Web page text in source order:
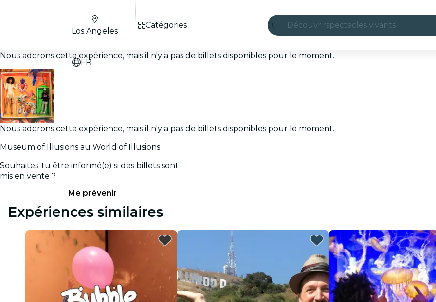
Découvrirspectacles vivants
São Paulo
restaurants
cinéma
Los Angeles
FR
Catégories
Nous adorons cette expérience, mais il n'y a pas de billets disponibles pour le moment.
Nous adorons cette expérience, mais il n'y a pas de billets disponibles pour le moment.
Museum of Illusions au World of Illusions
Souhaites-tu être informé(e) si des billets sont
mis en vente ?
Me prévenir
Expériences similaires